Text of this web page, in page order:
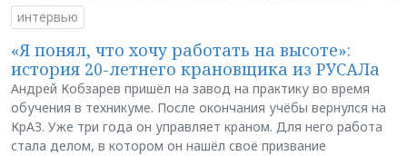
интервью
«Я понял, что хочу работать на высоте»:
история 20-летнего крановщика из РУСАЛа
Андрей Кобзарев пришёл на завод на практику во время
обучения в техникуме. После окончания учёбы вернулся на
КрАЗ. Уже три года он управляет краном. Для него работа
стала делом, в котором он нашёл своё призвание